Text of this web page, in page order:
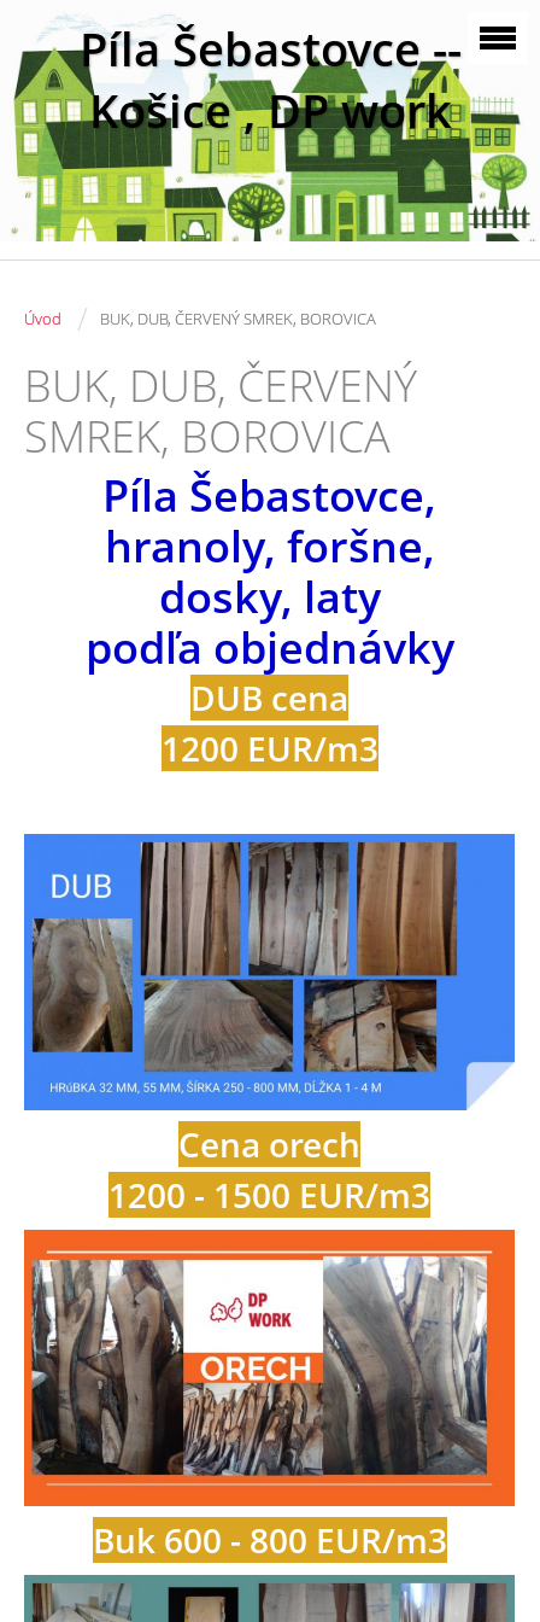
Píla Šebastovce --
Košice , DP work
Úvod / BUK, DUB, ČERVENÝ SMREK, BOROVICA
BUK, DUB, ČERVENÝ
SMREK, BOROVICA
Píla Šebastovce,
hranoly, foršne,
dosky, laty
podľa objednávky
DUB cena
1200 EUR/m3
Cena orech
1200 - 1500 EUR/m3
Buk 600 - 800 EUR/m3